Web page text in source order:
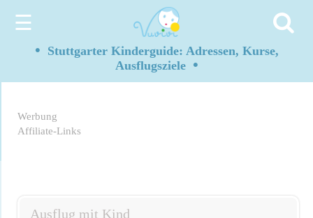
☰
• Stuttgarter Kinderguide: Adressen, Kurse,
Ausflugsziele •
Werbung
Affiliate-Links
Ausflug mit Kind